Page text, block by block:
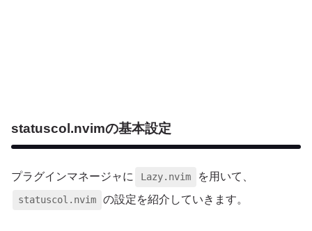
statuscol.nvimの基本設定
プラグインマネージャに Lazy.nvim を用いて、
statuscol.nvim の設定を紹介していきます。